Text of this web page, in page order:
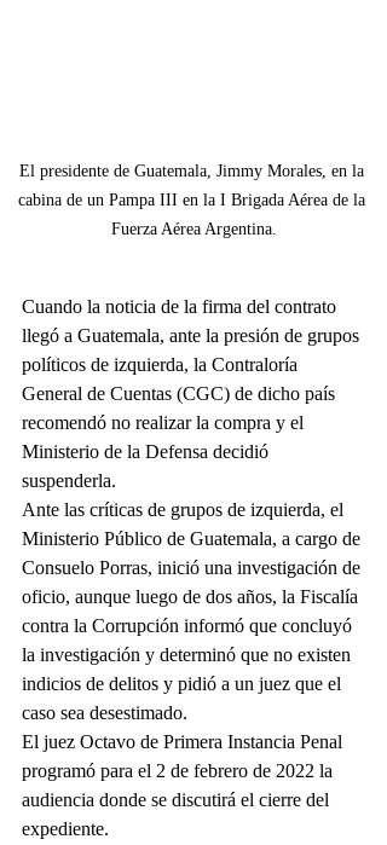
El presidente de Guatemala, Jimmy Morales, en la
cabina de un Pampa III en la I Brigada Aérea de la
Fuerza Aérea Argentina.
Cuando la noticia de la firma del contrato
llegó a Guatemala, ante la presión de grupos
políticos de izquierda, la Contraloría
General de Cuentas (CGC) de dicho país
recomendó no realizar la compra y el
Ministerio de la Defensa decidió
suspenderla.
Ante las críticas de grupos de izquierda, el
Ministerio Público de Guatemala, a cargo de
Consuelo Porras, inició una investigación de
oficio, aunque luego de dos años, la Fiscalía
contra la Corrupción informó que concluyó
la investigación y determinó que no existen
indicios de delitos y pidió a un juez que el
caso sea desestimado.
El juez Octavo de Primera Instancia Penal
programó para el 2 de febrero de 2022 la
audiencia donde se discutirá el cierre del
expediente.